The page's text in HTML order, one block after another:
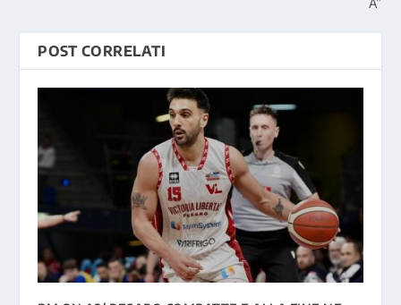
POST CORRELATI